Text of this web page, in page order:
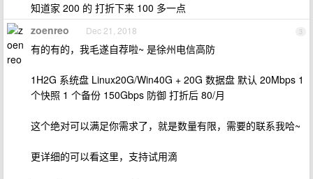
知道家 200 的 打折下来 100 多一点
3
zoenreo Dec 21, 2018
有的有的，我毛遂自荐啦~ 是徐州电信高防
1H2G 系统盘 Linux20G/Win40G + 20G 数据盘 默认 20Mbps 1
个快照 1 个备份 150Gbps 防御 打折后 80/月
这个绝对可以满足你需求了，就是数量有限，需要的联系我哈~
更详细的可以看这里，支持试用滴